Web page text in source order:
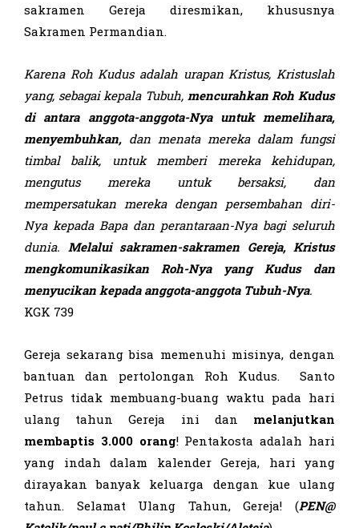
sakramen Gereja diresmikan, khususnya
Sakramen Permandian.
Karena Roh Kudus adalah urapan Kristus, Kristuslah
yang, sebagai kepala Tubuh, mencurahkan Roh Kudus
di antara anggota-anggota-Nya untuk memelihara,
menyembuhkan, dan menata mereka dalam fungsi
timbal balik, untuk memberi mereka kehidupan,
mengutus
mereka untuk bersaksi, dan
mempersatukan mereka dengan persembahan diri-
Nya kepada Bapa dan perantaraan-Nya bagi seluruh
dunia. Melalui sakramen-sakramen Gereja, Kristus
mengkomunikasikan Roh-Nya yang Kudus dan
menyucikan kepada anggota-anggota Tubuh-Nya.
KGK 739
Gereja sekarang bisa memenuhi misinya, dengan
bantuan dan pertolongan Roh Kudus. Santo
Petrus tidak membuang-buang waktu pada hari
ulang tahun Gereja ini dan melanjutkan
membaptis 3.000 orang! Pentakosta adalah hari
yang indah dalam kalender Gereja, hari yang
dirayakan banyak keluarga dengan kue ulang
tahun. Selamat Ulang Tahun, Gereja! (PEN@